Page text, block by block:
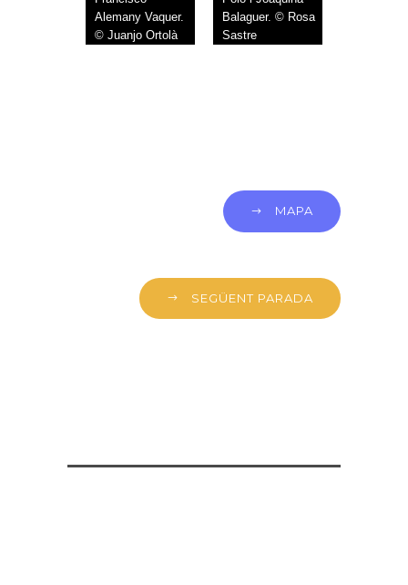
Alemany Vaquer.
© Juanjo Ortolà
Balaguer. © Rosa
Sastre
MAPA
SEGÜENT PARADA